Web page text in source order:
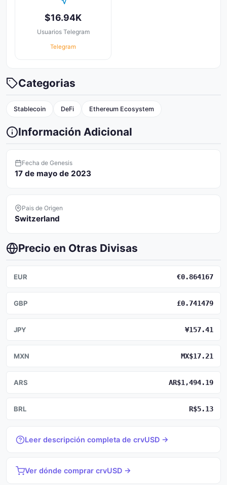
$16.94K
Usuarios Telegram
Telegram
Categorias
Stablecoin DeFi Ethereum Ecosystem
Información Adicional
Fecha de Genesis
17 de mayo de 2023
Pais de Origen
Switzerland
Precio en Otras Divisas
EUR €0.864167
GBP £0.741479
JPY ¥157.41
MXN MX$17.21
ARS AR$1,494.19
BRL R$5.13
Leer descripción completa de crvUSD →
Ver dónde comprar crvUSD →